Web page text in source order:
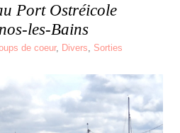
Port Ostréicole
les-Bains
de coeur, Divers, Sorties